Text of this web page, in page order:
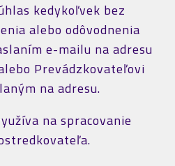
kedykoľvek bez
alebo odôvodnenia
e-mailu na adresu
Prevádzkovateľovi
na adresu.
na spracovanie